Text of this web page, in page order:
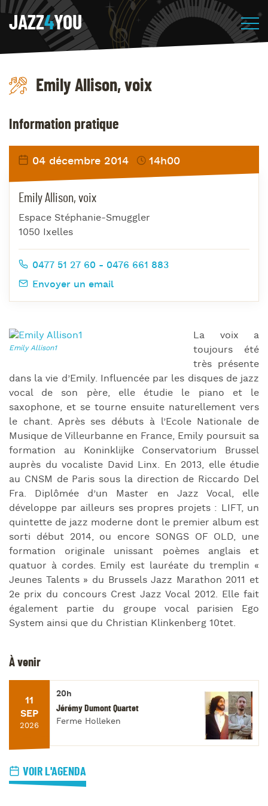
JAZZ4YOU
Emily Allison, voix
La voix a
toujours été
très présente
dans la vie d’Emily. Influencée par les disques de jazz
vocal de son père, elle étudie le piano et le
saxophone, et se tourne ensuite naturellement vers
le chant. Après ses débuts à l’Ecole Nationale de
Musique de Villeurbanne en France, Emily poursuit sa
formation au Koninklijke Conservatorium Brussel
auprès du vocaliste David Linx. En 2013, elle étudie
au CNSM de Paris sous la direction de Riccardo Del
Fra. Diplômée d’un Master en Jazz Vocal, elle
développe par ailleurs ses propres projets : LIFT, un
quintette de jazz moderne dont le premier album est
sorti début 2014, ou encore SONGS OF OLD, une
formation originale unissant poèmes anglais et
quatuor à cordes. Emily est lauréate du tremplin «
Jeunes Talents » du Brussels Jazz Marathon 2011 et
2e prix du concours Crest Jazz Vocal 2012. Elle fait
également partie du groupe vocal parisien Ego
System ainsi que du Christian Klinkenberg 10tet.
Information pratique
04 décembre 2014 14h00
Emily Allison, voix
Espace Stéphanie-Smuggler
1050 Ixelles
0477 51 27 60 - 0476 661 883
Envoyer un email
À venir
11
SEP
2026
20h
Jérémy Dumont Quartet
Ferme Holleken
VOIR L'AGENDA